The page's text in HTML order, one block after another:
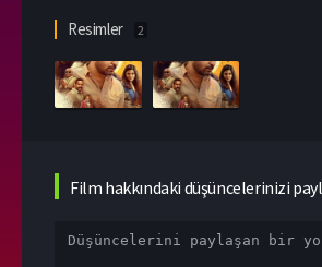
Resimler 2
Film hakkındaki düşüncelerinizi